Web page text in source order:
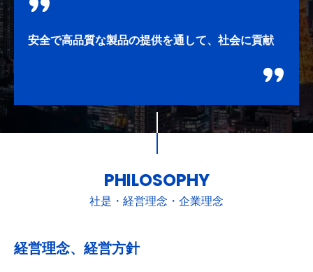
安全で高品質な製品の提供を通して、社会に貢献
PHILOSOPHY
社是・経営理念・企業理念
経営理念、経営方針